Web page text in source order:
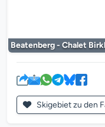
Beatenberg - Chalet
Skigebiet zu den